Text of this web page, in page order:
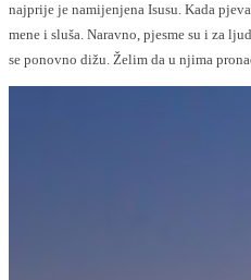
najprije je namijenjena Isusu. Kada
mene i sluša. Naravno, pjesme su i za
se ponovno dižu. Želim da u njima